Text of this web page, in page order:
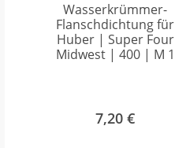
Wasserkrümmer-
Flanschdichtung für
Huber | Super Four
Midwest | 400 | M 1
7,20 €